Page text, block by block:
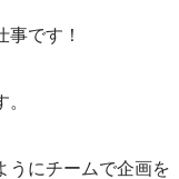
です！
うにチームで企画を